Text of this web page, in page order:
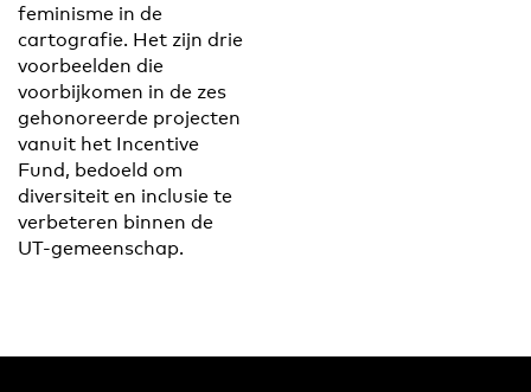
feminisme in de
cartografie. Het zijn drie
voorbeelden die
voorbijkomen in de zes
gehonoreerde projecten
vanuit het Incentive
Fund, bedoeld om
diversiteit en inclusie te
verbeteren binnen de
UT-gemeenschap.